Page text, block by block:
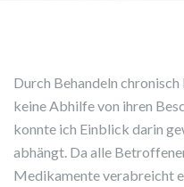
Durch Behandeln
keine Abhilfe von ihren
konnte ich Einblick darin
abhängt. Da alle
Medikamente verabreicht